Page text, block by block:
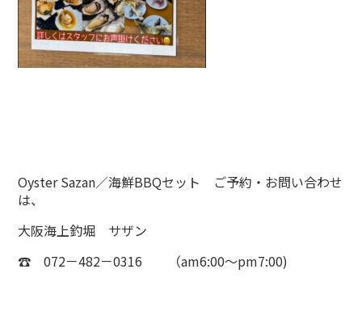
Oyster Sazan／海鮮BBQセット ご予約・お問い合わせ
は、
大阪海上釣堀 サザン
☎ 072－482－0316 （am6:00～pm7:00)